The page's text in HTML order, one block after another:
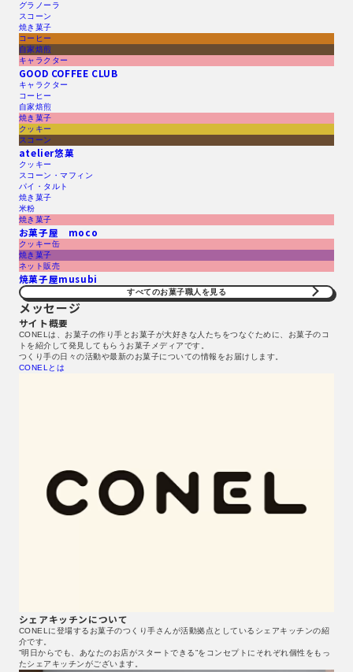
グラノーラ
スコーン
焼き菓子
コーヒー
自家焙煎
キャラクター
GOOD COFFEE CLUB
キャラクター
コーヒー
自家焙煎
焼き菓子
クッキー
スコーン
atelier悠菓
クッキー
スコーン・マフィン
パイ・タルト
焼き菓子
米粉
焼き菓子
お菓子屋 moco
クッキー缶
焼き菓子
ネット販売
焼菓子屋musubi
すべてのお菓子職人を見る​
メッセージ
サイト概要
CONELは、お菓子の作り手とお菓子が大好きな人たちをつなぐために、お菓子のコ
トを紹介して発見してもらうお菓子メディアです。
つくり手の日々の活動や最新のお菓子についての情報をお届けします。
CONELとは
シェアキッチンについて
CONELに登場するお菓子のつくり手さんが活動拠点としているシェアキッチンの紹
介です。
”明日からでも、あなたのお店がスタートできる”をコンセプトにそれぞれ個性をもっ
たシェアキッチンがございます。